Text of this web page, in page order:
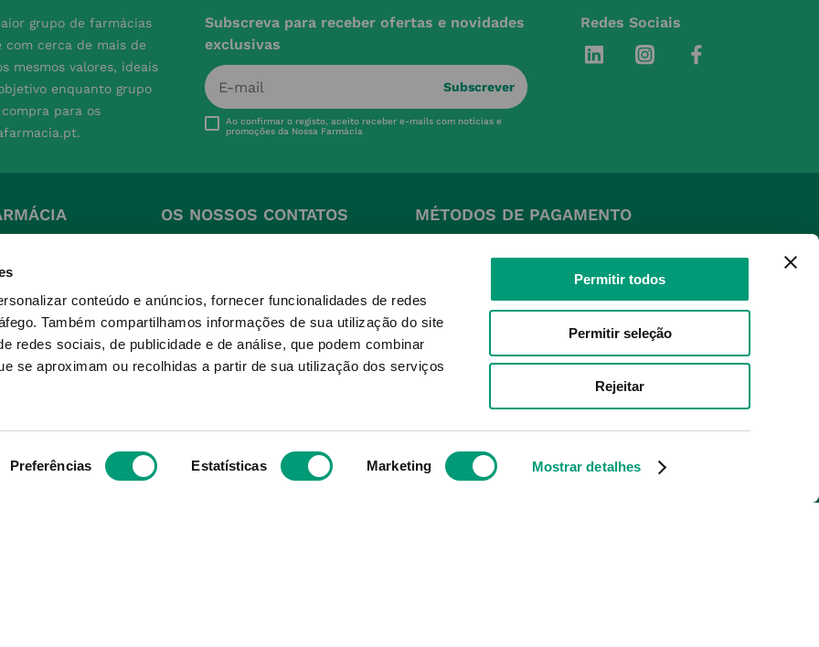
conteúdo e anúncios, fornecer funcionalidades de redes
Também compartilhamos informações de sua utilização do site
redes sociais, de publicidade e de análise, que podem combinar
se aproximam ou recolhidas a partir de sua utilização dos serviços
Preferências Estatísticas Marketing Mostrar detalhes
Permitir todos
Permitir seleção
Rejeitar
grupo de farmácias
cerca de mais de
mesmos valores, ideais
enquanto grupo
para os
Subscreva para receber ofertas e novidades
exclusivas
Subscrever
Ao confirmar o registo, aceito receber e-mails com notícias e
promoções da Nossa Farmácia
Redes Sociais
OS NOSSOS CONTATOS
geral@nossafarmacia.pt
Farmácias perto de si
MÉTODOS DE PAGAMENTO
SELOS E SEGURANÇA